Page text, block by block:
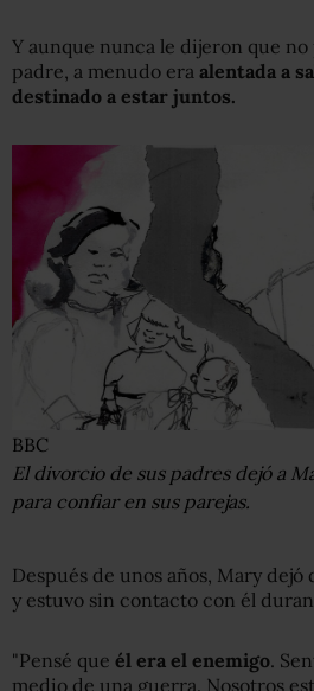
Y aunque nunca le dijeron que
padre, a menudo era alentada a
destinado a estar juntos.
BBC
El divorcio de sus padres dejó a
para confiar en sus parejas.
Después de unos años, Mary
y estuvo sin contacto con él
"Pensé que él era el enemigo.
medio de una guerra. Nosotros